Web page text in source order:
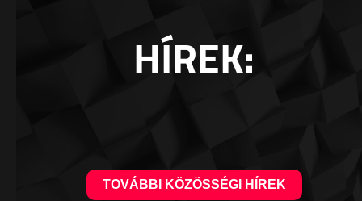
HÍREK:
TOVÁBBI KÖZÖSSÉGI HÍREK